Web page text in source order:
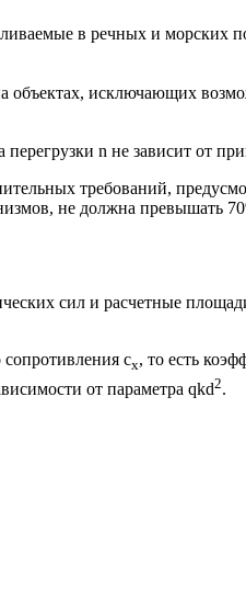
в речных и морских
объектах, исключающих
n не зависит от
требований,
не должна превышать
сил и расчетные
cx, то есть
от параметра qkd2.